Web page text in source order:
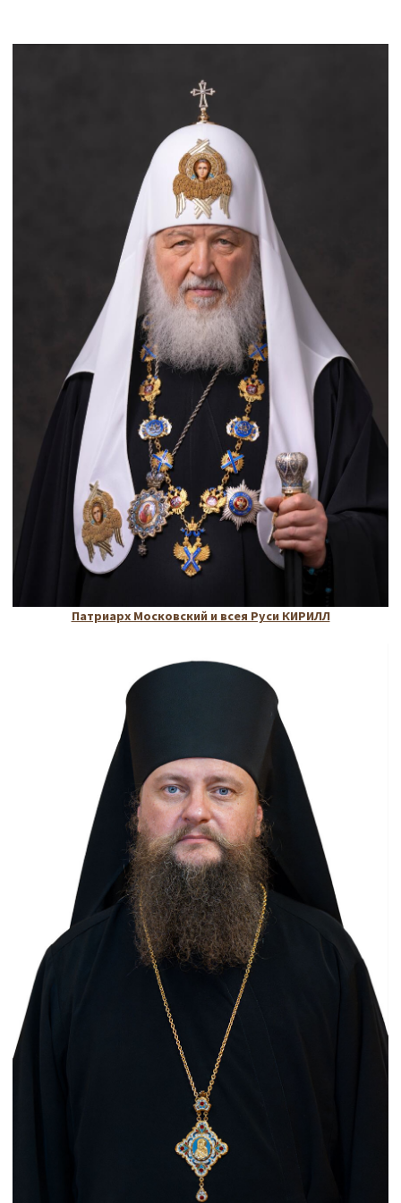
Патриарх Московский и всея Руси КИРИЛЛ